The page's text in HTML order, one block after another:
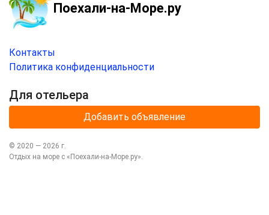
Поехали-на-Море.ру
Контакты
Политика конфиденциальности
Для отельера
Добавить объявление
© 2020 — 2026 г.
Отдых на море с «Поехали-на-Море.ру».